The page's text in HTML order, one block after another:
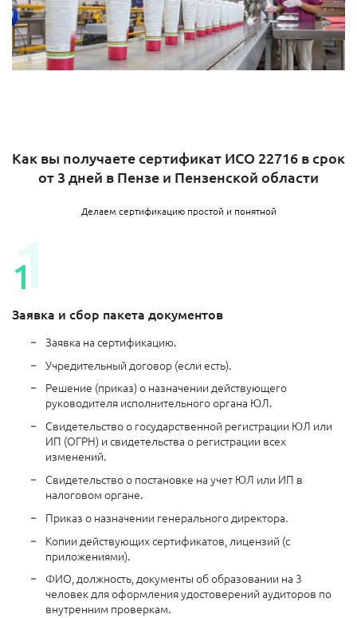
Как вы получаете сертификат ИСО 22716 в срок
от 3 дней в Пензе и Пензенской области
Делаем сертификацию простой и понятной
Заявка и сбор пакета документов
Заявка на сертификацию.
Учредительный договор (если есть).
Решение (приказ) о назначении действующего
руководителя исполнительного органа ЮЛ.
Свидетельство о государственной регистрации ЮЛ или
ИП (ОГРН) и свидетельства о регистрации всех
изменений.
Свидетельство о постановке на учет ЮЛ или ИП в
налоговом органе.
Приказ о назначении генерального директора.
Копии действующих сертификатов, лицензий (с
приложениями).
ФИО, должность, документы об образовании на 3
человек для оформления удостоверений аудиторов по
внутренним проверкам.